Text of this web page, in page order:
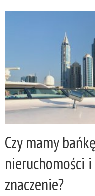
Czy mamy
nieruchomości
znaczenie?